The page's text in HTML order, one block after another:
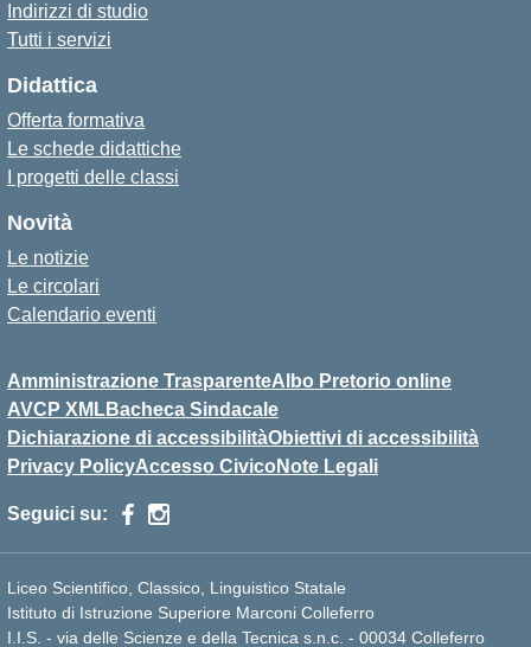
Indirizzi di studio
Tutti i servizi
Didattica
Offerta formativa
Le schede didattiche
I progetti delle classi
Novità
Le notizie
Le circolari
Calendario eventi
Amministrazione TrasparenteAlbo Pretorio online
AVCP XMLBacheca Sindacale
Dichiarazione di accessibilitàObiettivi di accessibilità
Privacy PolicyAccesso Civico Note Legali
Seguici su:
Liceo Scientifico, Classico, Linguistico Statale
Istituto di Istruzione Superiore Marconi Colleferro
I.I.S. - via delle Scienze e della Tecnica s.n.c. - 00034 Colleferro